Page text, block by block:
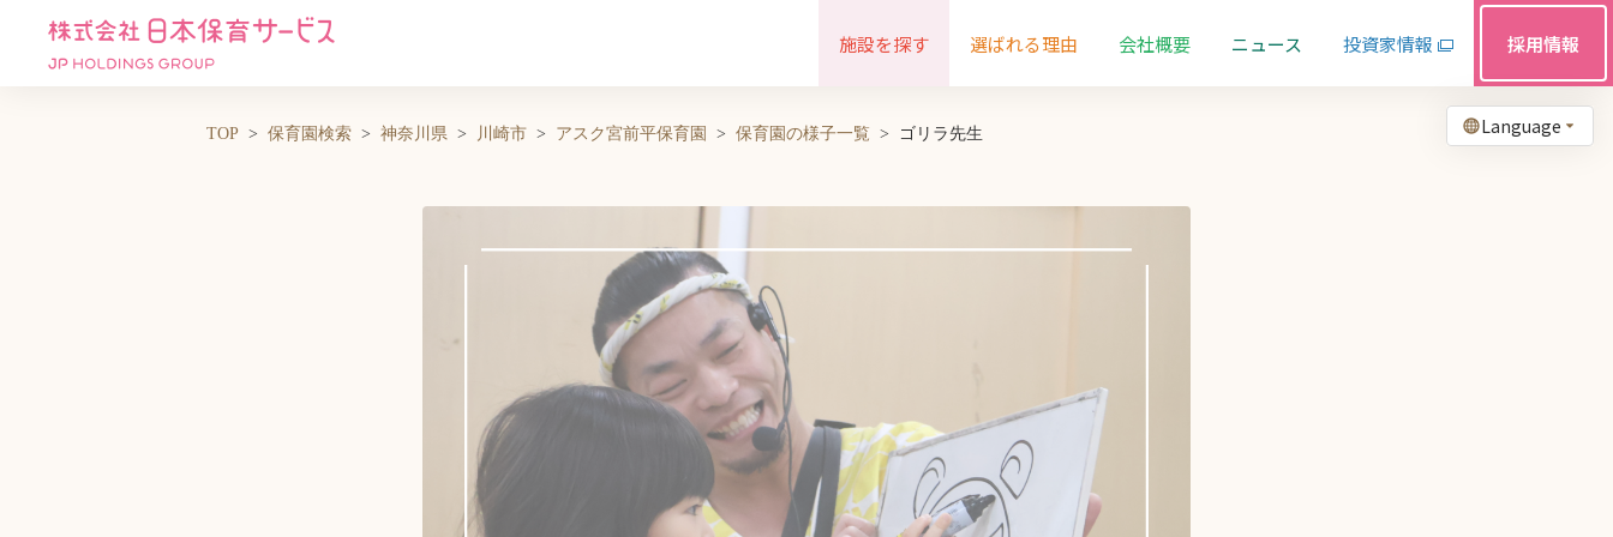
Language
施設を探す 選ばれる理由 会社概要 ニュース 投資家情報 採用情報
TOP 保育園検索 神奈川県 川崎市 アスク宮前平保育園 保育園の様子一覧 ゴリラ先生